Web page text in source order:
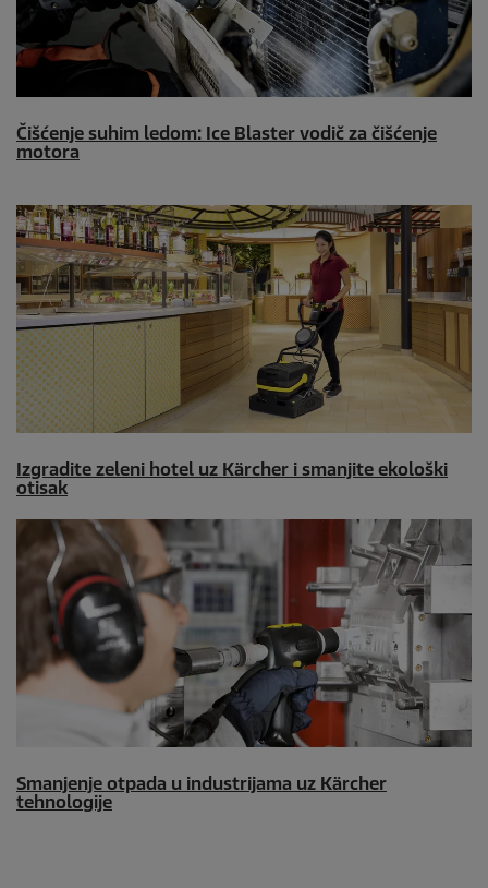
Čišćenje suhim ledom: Ice Blaster vodič za čišćenje
motora
Izgradite zeleni hotel uz Kärcher i smanjite ekološki
otisak
Smanjenje otpada u industrijama uz Kärcher
tehnologije